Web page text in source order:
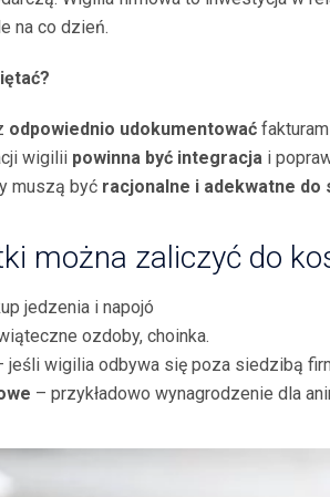
na co dzień.
odpowiednio udokumentować
wigilii powinna być integracja i
muszą być racjonalne i adekwatne do
można zaliczyć do
jedzenia i napojó
ozdoby, choinka.
jeśli wigilia odbywa się poza siedzibą
– przykładowo wynagrodzenie dla